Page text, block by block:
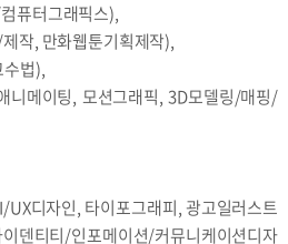
퓨터그래픽스),
작, 만화웹툰기획제작),
법),
메이팅, 모션그래픽, 3D모델링/매핑/
디자인, 타이포그래피, 광고일러스트
덴티티/인포메이션/커뮤니케이션디자